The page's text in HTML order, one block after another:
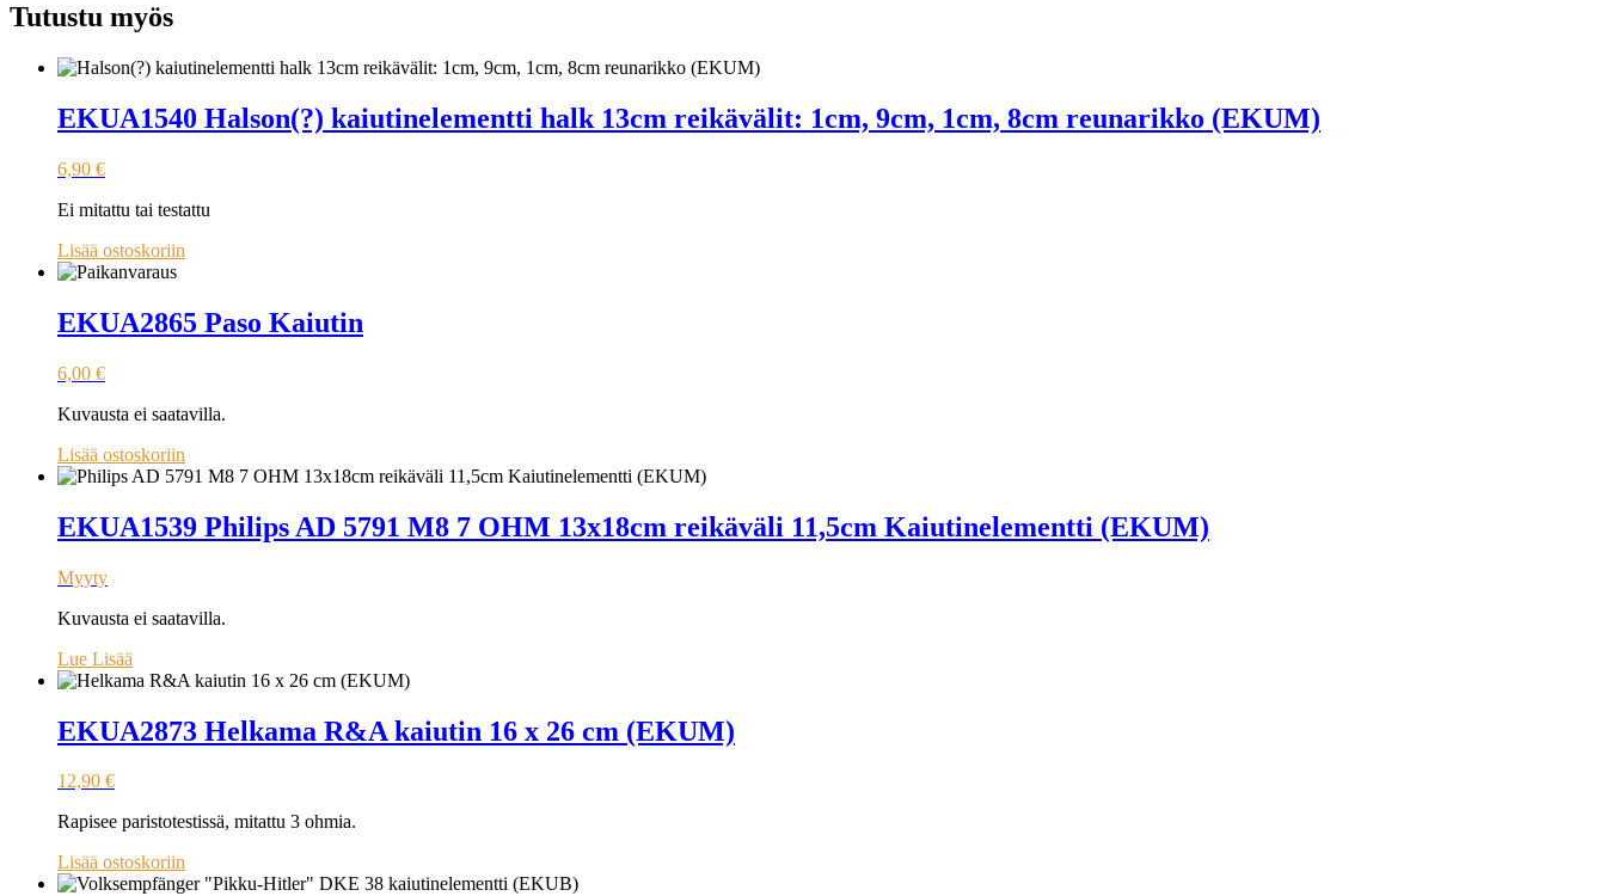
Tutustu myös
EKUA1540 Halson(?) kaiutinelementti halk 13cm reikävälit: 1cm, 9cm, 1cm, 8cm reunarikko (EKUM)
6,90 €
Ei mitattu tai testattu
Lisää ostoskoriin
EKUA2865 Paso Kaiutin
6,00 €
Kuvausta ei saatavilla.
Lisää ostoskoriin
EKUA1539 Philips AD 5791 M8 7 OHM 13x18cm reikäväli 11,5cm Kaiutinelementti (EKUM)
Myyty
Kuvausta ei saatavilla.
Lue Lisää
EKUA2873 Helkama R&A kaiutin 16 x 26 cm (EKUM)
12,90 €
Rapisee paristotestissä, mitattu 3 ohmia.
Lisää ostoskoriin